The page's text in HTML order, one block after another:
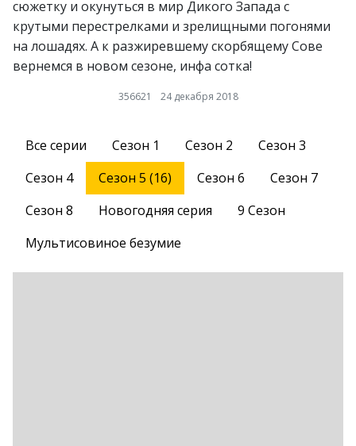
сюжетку и окунуться в мир Дикого Запада с
крутыми перестрелками и зрелищными погонями
на лошадях. А к разжиревшему скорбящему Сове
вернемся в новом сезоне, инфа сотка!
356621 24 декабря 2018
Все серии Сезон 1 Сезон 2
Сезон 3
Сезон 4
Сезон 5 (16) Сезон 6
Сезон 7
Сезон 8
Новогодняя серия
9 Сезон
Мультисовиное безумие